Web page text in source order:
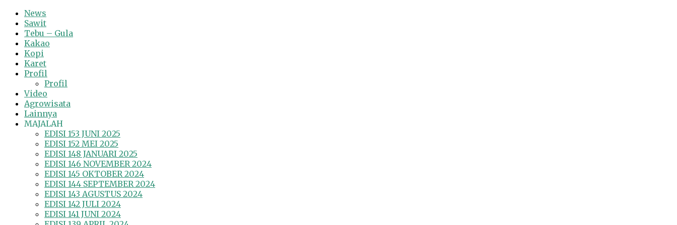
News
Sawit
Tebu – Gula
Kakao
Kopi
Karet
Profil
Profil
Video
Agrowisata
Lainnya
MAJALAH
EDISI 153 JUNI 2025
EDISI 152 MEI 2025
EDISI 148 JANUARI 2025
EDISI 146 NOVEMBER 2024
EDISI 145 OKTOBER 2024
EDISI 144 SEPTEMBER 2024
EDISI 143 AGUSTUS 2024
EDISI 142 JULI 2024
EDISI 141 JUNI 2024